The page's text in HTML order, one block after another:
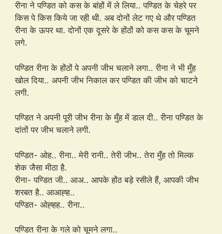
रीना ने पण्डित को कस के बांहों में ले लिया.. पण्डित के चेहरे पर
किस पे किस किये जा रही थी. अब दोनों लेट गए थे और पण्डित
रीना के ऊपर था. दोनों एक दूसरे के होंठों को कस कस के चूमने
लगे.
पण्डित रीना के होंठों पे अपनी जीभ चलाने लगा.. रीना ने भी मुँह
खोल दिया.. अपनी जीभ निकाल कर पण्डित की जीभ को चाटने
लगी.
पण्डित ने अपनी पूरी जीभ रीना के मुँह में डाल दी.. रीना पण्डित के
दांतों पर जीभ चलाने लगी.
पण्डित- ओह.. रीना.. मेरी रानी.. तेरी जीभ.. तेरा मुँह तो मिल्क
शेक जैसा मीठा है.
रीना- पण्डित जी.. आअ.. आपके होंठ बड़े रसीले हैं, आपकी जीभ
शरबत है.. आआह्ह..
पण्डित- ओह्हह.. रीना..
पण्डित रीना के गले को चूमने लगा..